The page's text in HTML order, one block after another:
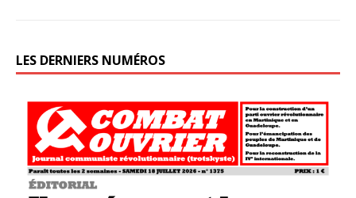
LES DERNIERS NUMÉROS